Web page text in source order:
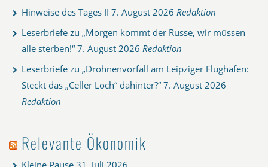
Hinweise des Tages II 7. August 2026 Redaktion
Leserbriefe zu „Morgen kommt der Russe, wir müssen
alle sterben!“ 7. August 2026 Redaktion
Leserbriefe zu „Drohnenvorfall am Leipziger Flughafen:
Steckt das „Celler Loch“ dahinter?“ 7. August 2026
Redaktion
Relevante Ökonomik
Kleine Pause 31. Juli 2026